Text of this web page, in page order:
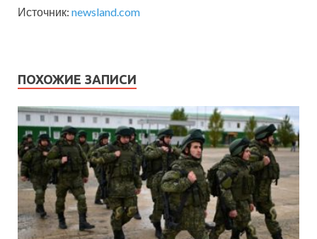
Источник: newsland.com
ПОХОЖИЕ ЗАПИСИ